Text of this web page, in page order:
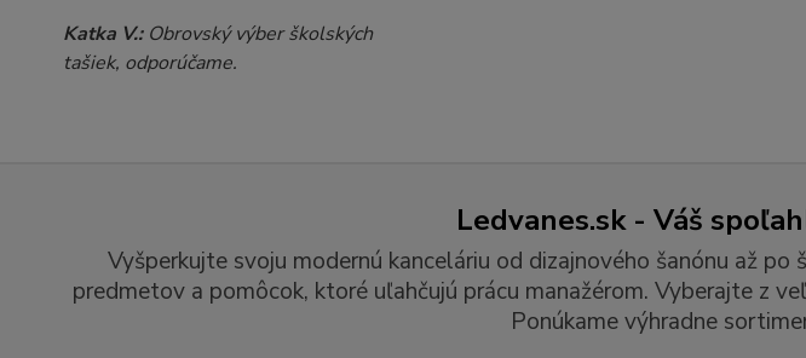
Katka V.: Obrovský výber školských
tašiek, odporúčame.
Ledvanes.sk - Váš
Vyšperkujte svoju modernú kanceláriu od dizajnového šanónu až
predmetov a pomôcok, ktoré uľahčujú prácu manažérom. Vyberajte z
Ponúkame výhradne